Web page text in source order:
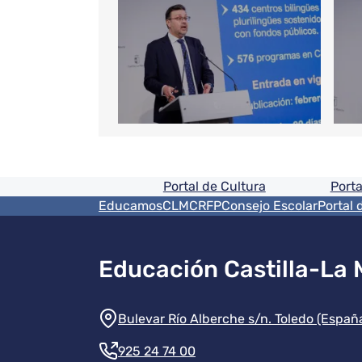
Pie de pagina
Portal de Cultura
Menú del pie
EducamosCLMCRFPConsejo EscolarPortal
Educación Castilla-La
Información de la
Bulevar Río Alberche s/n. Toledo
925 24 74 00